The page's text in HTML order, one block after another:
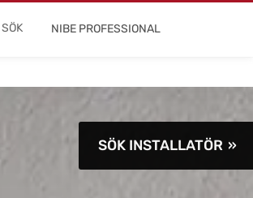
SÖK NIBE PROFESSIONAL
SÖK INSTALLATÖR